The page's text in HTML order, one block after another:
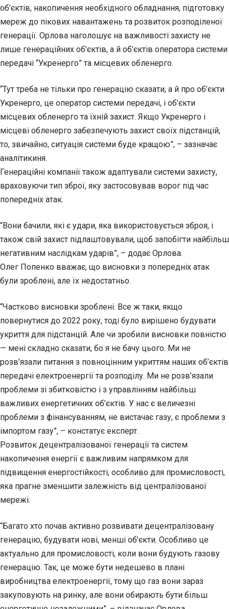
об’єктів, накопичення необхідного обладнання, підготовку
мереж до пікових навантажень та розвиток розподіленої
генерації. Орлова наголошує на важливості захисту не
лише генераційних об’єктів, а й об’єктів оператора системи
передачі “Укренерго” та місцевих обленерго.
“Тут треба не тільки про генерацію сказати, а й про об’єкти
Укренерго, це оператор системи передачі, і об’єкти
місцевих обленерго та їхній захист. Якщо Укренерго і
місцеві обленерго забезпечують захист своїх підстанцій,
то, звичайно, ситуація системи буде кращою”, – зазначає
аналітикиня.
Генераційні компанії також адаптували системи захисту,
враховуючи тип зброї, яку застосовував ворог під час
попередніх атак.
“Вони бачили, які є удари, яка використовується зброя, і
також свій захист підлаштовували, щоб запобігти найбільш
негативним наслідкам ударів”, – додає Орлова.
Олег Попенко вважає, що висновки з попередніх атак
були зроблені, але їх недостатньо.
“Частково висновки зроблені. Все ж таки, якщо
повернутися до 2022 року, тоді було вирішено будувати
укриття для підстанцій. Але чи зробили висновки повністю
— мені складно сказати, бо я не бачу цього. Ми не
розв’язали питання з повноцінним укриттям наших об’єктів
передачі електроенергії та розподілу. Ми не розв’язали
проблеми зі збитковістю і з управлінням найбільш
важливих енергетичних об’єктів. У нас є величезні
проблеми з фінансуванням, не вистачає газу, є проблеми з
імпортом газу”, – констатує експерт.
Розвиток децентралізованої генерації та систем
накопичення енергії є важливим напрямком для
підвищення енергостійкості, особливо для промисловості,
яка прагне зменшити залежність від централізованої
мережі.
“Багато хто почав активно розвивати децентралізовану
генерацію, будувати нові, менші об’єкти. Особливо це
актуально для промисловості, коли вони будують газову
генерацію. Так, це може бути недешево в плані
виробництва електроенергії, тому що газ вони зараз
закуповують на ринку, але вони обирають бути більш